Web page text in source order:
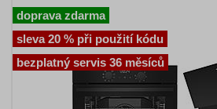
doprava zdarma
sleva 20 % při použití kódu
bezplatný servis 36 měsíců